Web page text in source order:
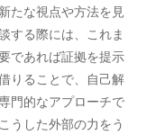
たな視点や方法を見
する際には、これま
であれば証拠を提示
りることで、自己解
門的なアプローチで
うした外部の力をう